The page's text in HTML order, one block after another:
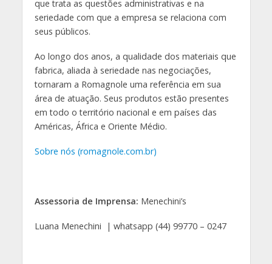
que trata as questões administrativas e na
seriedade com que a empresa se relaciona com
seus públicos.
Ao longo dos anos, a qualidade dos materiais que
fabrica, aliada à seriedade nas negociações,
tornaram a Romagnole uma referência em sua
área de atuação. Seus produtos estão presentes
em todo o território nacional e em países das
Américas, África e Oriente Médio.
Sobre nós (romagnole.com.br)
Assessoria de Imprensa: Menechini’s
Luana Menechini | whatsapp (44) 99770 – 0247